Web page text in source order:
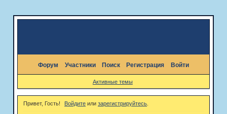
Форум Участники Поиск Регистрация Войти
Активные темы
Привет, Гость! Войдите илизарегистрируйтесь